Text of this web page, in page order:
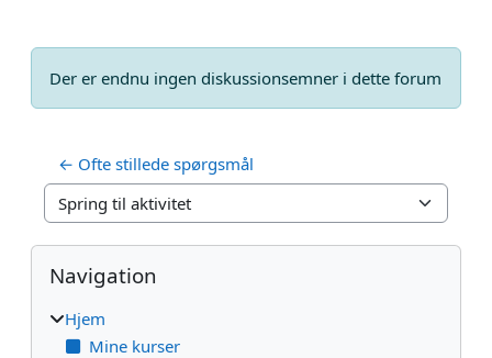
Der er endnu ingen diskussionsemner i dette forum
← Ofte stillede spørgsmål
Spring til aktivitet
Blokke
Skip Navigation
Navigation
Hjem
Mine kurser